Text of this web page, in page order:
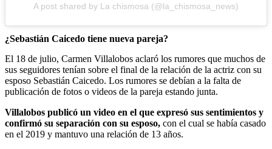
A post shared by La chismosa (@la_chismosa_news)
¿Sebastián Caicedo tiene nueva pareja?
El 18 de julio, Carmen Villalobos aclaró los rumores que muchos de
sus seguidores tenían sobre el final de la relación de la actriz con su
esposo Sebastián Caicedo. Los rumores se debían a la falta de
publicación de fotos o videos de la pareja estando junta.
Villalobos publicó un video en el que expresó sus sentimientos y
confirmó su separación con su esposo, con el cual se había casado
en el 2019 y mantuvo una relación de 13 años.